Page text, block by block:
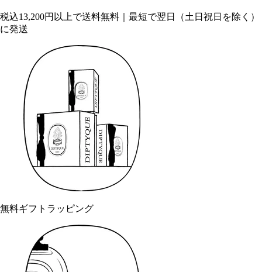
税込13,200円以上で送料無料｜最短で翌日（土日祝日を除く）
に発送
無料ギフトラッピング